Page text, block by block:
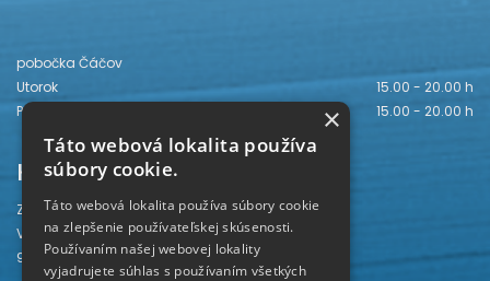
pobočka Čáčov
Utorok
15.00 - 20.00 h
Piatok
15.00 - 20.00 h
Kontakt
Záhorská knižnica
Vajanského 28
905 01 Senica
×
Táto webová lokalita používa
súbory cookie.
Táto webová lokalita používa súbory cookie
na zlepšenie používateľskej skúsenosti.
Používaním našej webovej lokality
vyjadrujete súhlas s používaním všetkých